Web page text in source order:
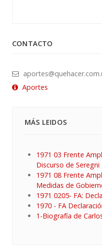
CONTACTO
Aportes
MÁS LEIDOS
1971 03 Frente
Discurso de Seregni
1971 08 Frente
Medidas de
1971 0205- FA:
1970 - FA
1-Biografía de